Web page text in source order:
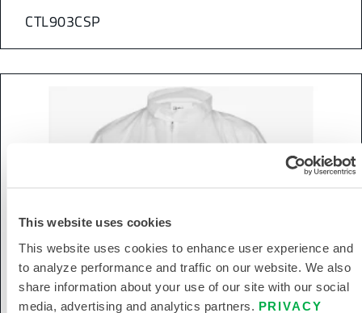
This website uses cookies
This website uses cookies to enhance user experience and
to analyze performance and traffic on our website. We also
share information about your use of our site with our social
media, advertising and analytics partners. PRIVACY
CTL903CSP